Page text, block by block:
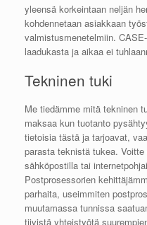
yleensä korkeintaan neljän
kohdennetaan asiakkaan
valmistusmenetelmiin.
laadukasta ja aikaa ei
Tekninen tuki
Me tiedämme mitä tekninen
maksaa kun tuotanto
tietoisia tästä ja tarjoavat,
parasta teknistä tukea.
sähköpostilla tai
Postprosessorien
parhaita, useimmiten
muutamassa tunnissa
tiivistä yhteistyötä